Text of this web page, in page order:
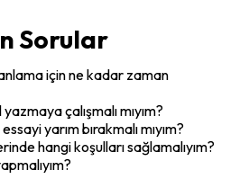
Sorular
için ne kadar zaman
çalışmalı mıyım?
yarım bırakmalı mıyım?
hangi koşulları sağlamalıyım?